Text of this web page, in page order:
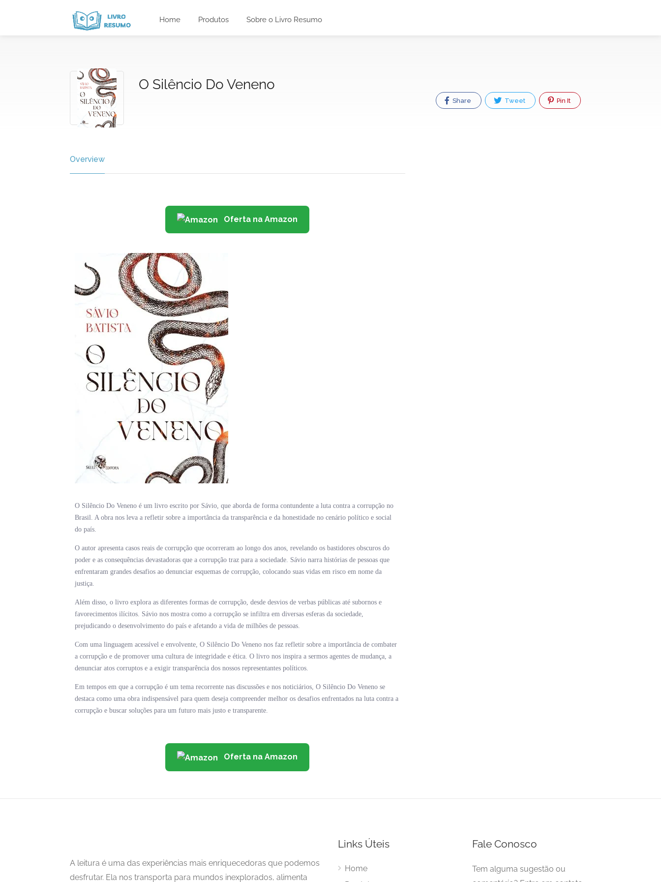
Home Produtos Sobre o Livro Resumo
O Silêncio Do Veneno
Overview
Oferta na Amazon
O Silêncio Do Veneno é um livro escrito por Sávio, que aborda de forma contundente a luta contra a corrupção no
Brasil. A obra nos leva a refletir sobre a importância da transparência e da honestidade no cenário político e social
do país.
O autor apresenta casos reais de corrupção que ocorreram ao longo dos anos, revelando os bastidores obscuros do
poder e as consequências devastadoras que a corrupção traz para a sociedade. Sávio narra histórias de pessoas que
enfrentaram grandes desafios ao denunciar esquemas de corrupção, colocando suas vidas em risco em nome da
justiça.
Além disso, o livro explora as diferentes formas de corrupção, desde desvios de verbas públicas até subornos e
favorecimentos ilícitos. Sávio nos mostra como a corrupção se infiltra em diversas esferas da sociedade,
prejudicando o desenvolvimento do país e afetando a vida de milhões de pessoas.
Com uma linguagem acessível e envolvente, O Silêncio Do Veneno nos faz refletir sobre a importância de combater
a corrupção e de promover uma cultura de integridade e ética. O livro nos inspira a sermos agentes de mudança, a
denunciar atos corruptos e a exigir transparência dos nossos representantes políticos.
Em tempos em que a corrupção é um tema recorrente nas discussões e nos noticiários, O Silêncio Do Veneno se
destaca como uma obra indispensável para quem deseja compreender melhor os desafios enfrentados na luta contra a
corrupção e buscar soluções para um futuro mais justo e transparente.
Oferta na Amazon
Share Tweet Pin It
A leitura é uma das experiências mais enriquecedoras que podemos
desfrutar. Ela nos transporta para mundos inexplorados, alimenta
Links Úteis
Home
Fale Conosco
Tem alguma sugestão ou